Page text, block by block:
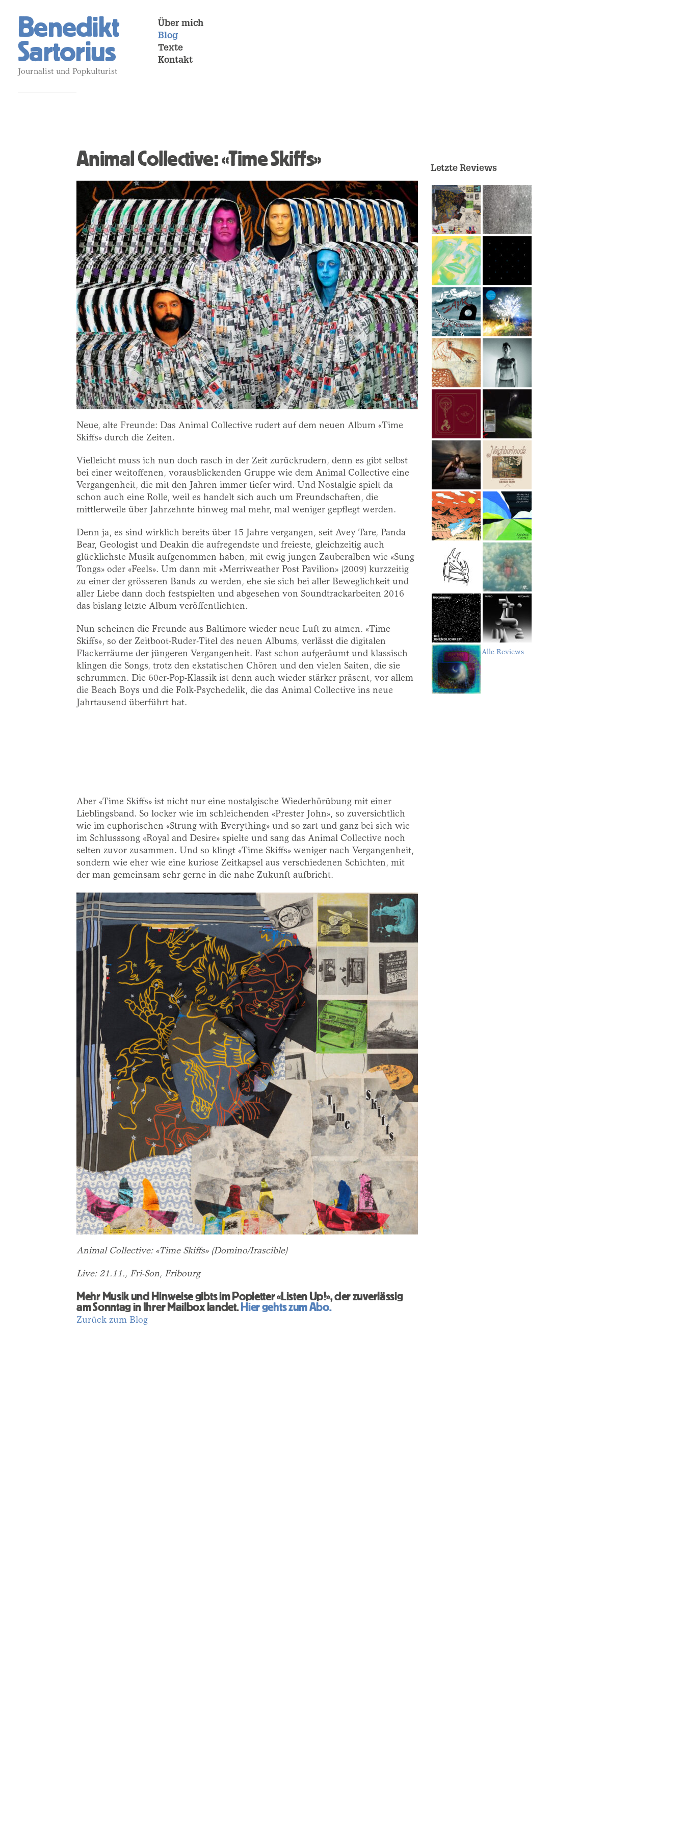
Benedikt
Sartorius
Journalist und Popkulturist
Über mich
Blog
Texte
Kontakt
Animal Collective: «Time Skiffs»
Neue, alte Freunde: Das Animal Collective rudert auf dem neuen Album «Time
Skiffs» durch die Zeiten.
Vielleicht muss ich nun doch rasch in der Zeit zurückrudern, denn es gibt selbst
bei einer weitoffenen, vorausblickenden Gruppe wie dem Animal Collective eine
Vergangenheit, die mit den Jahren immer tiefer wird. Und Nostalgie spielt da
schon auch eine Rolle, weil es handelt sich auch um Freundschaften, die
mittlerweile über Jahrzehnte hinweg mal mehr, mal weniger gepflegt werden.
Denn ja, es sind wirklich bereits über 15 Jahre vergangen, seit Avey Tare, Panda
Bear, Geologist und Deakin die aufregendste und freieste, gleichzeitig auch
glücklichste Musik aufgenommen haben, mit ewig jungen Zauberalben wie «Sung
Tongs» oder «Feels». Um dann mit «Merriweather Post Pavilion» (2009) kurzzeitig
zu einer der grösseren Bands zu werden, ehe sie sich bei aller Beweglichkeit und
aller Liebe dann doch festspielten und abgesehen von Soundtrackarbeiten 2016
das bislang letzte Album veröffentlichten.
Nun scheinen die Freunde aus Baltimore wieder neue Luft zu atmen. «Time
Skiffs», so der Zeitboot-Ruder-Titel des neuen Albums, verlässt die digitalen
Flackerräume der jüngeren Vergangenheit. Fast schon aufgeräumt und klassisch
klingen die Songs, trotz den ekstatischen Chören und den vielen Saiten, die sie
schrummen. Die 60er-Pop-Klassik ist denn auch wieder stärker präsent, vor allem
die Beach Boys und die Folk-Psychedelik, die das Animal Collective ins neue
Jahrtausend überführt hat.
Aber «Time Skiffs» ist nicht nur eine nostalgische Wiederhörübung mit einer
Lieblingsband. So locker wie im schleichenden «Prester John», so zuversichtlich
wie im euphorischen «Strung with Everything» und so zart und ganz bei sich wie
im Schlusssong «Royal and Desire» spielte und sang das Animal Collective noch
selten zuvor zusammen. Und so klingt «Time Skiffs» weniger nach Vergangenheit,
sondern wie eher wie eine kuriose Zeitkapsel aus verschiedenen Schichten, mit
der man gemeinsam sehr gerne in die nahe Zukunft aufbricht.
Animal Collective: «Time Skiffs» (Domino/Irascible)
Live: 21.11., Fri-Son, Fribourg
Mehr Musik und Hinweise gibts im Popletter «Listen Up!», der zuverlässig
am Sonntag in Ihrer Mailbox landet.Hier gehts zum Abo.
Zurück zum Blog
Letzte Reviews
Alle Reviews